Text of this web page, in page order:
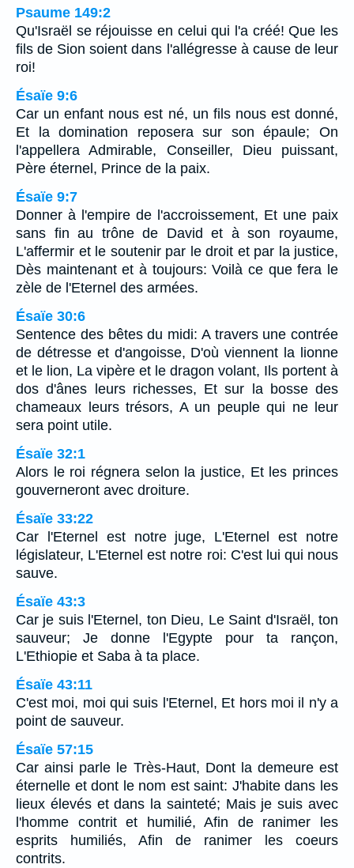
Psaume 149:2
Qu'Israël se réjouisse en celui qui l'a créé! Que les
fils de Sion soient dans l'allégresse à cause de leur
roi!
Ésaïe 9:6
Car un enfant nous est né, un fils nous est donné,
Et la domination reposera sur son épaule; On
l'appellera Admirable, Conseiller, Dieu puissant,
Père éternel, Prince de la paix.
Ésaïe 9:7
Donner à l'empire de l'accroissement, Et une paix
sans fin au trône de David et à son royaume,
L'affermir et le soutenir par le droit et par la justice,
Dès maintenant et à toujours: Voilà ce que fera le
zèle de l'Eternel des armées.
Ésaïe 30:6
Sentence des bêtes du midi: A travers une contrée
de détresse et d'angoisse, D'où viennent la lionne
et le lion, La vipère et le dragon volant, Ils portent à
dos d'ânes leurs richesses, Et sur la bosse des
chameaux leurs trésors, A un peuple qui ne leur
sera point utile.
Ésaïe 32:1
Alors le roi régnera selon la justice, Et les princes
gouverneront avec droiture.
Ésaïe 33:22
Car l'Eternel est notre juge, L'Eternel est notre
législateur, L'Eternel est notre roi: C'est lui qui nous
sauve.
Ésaïe 43:3
Car je suis l'Eternel, ton Dieu, Le Saint d'Israël, ton
sauveur; Je donne l'Egypte pour ta rançon,
L'Ethiopie et Saba à ta place.
Ésaïe 43:11
C'est moi, moi qui suis l'Eternel, Et hors moi il n'y a
point de sauveur.
Ésaïe 57:15
Car ainsi parle le Très-Haut, Dont la demeure est
éternelle et dont le nom est saint: J'habite dans les
lieux élevés et dans la sainteté; Mais je suis avec
l'homme contrit et humilié, Afin de ranimer les
esprits humiliés, Afin de ranimer les coeurs
contrits.